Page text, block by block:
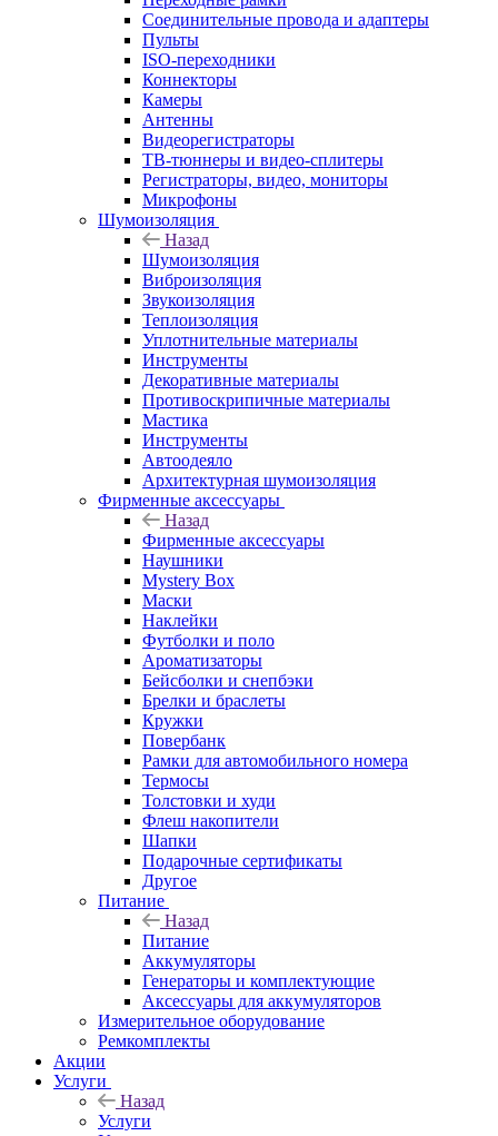
Соединительные провода и адаптеры
Пульты
ISO-переходники
Коннекторы
Камеры
Антенны
Видеорегистраторы
ТВ-тюннеры и видео-сплитеры
Регистраторы, видео, мониторы
Микрофоны
Шумоизоляция
Назад
Шумоизоляция
Виброизоляция
Звукоизоляция
Теплоизоляция
Уплотнительные материалы
Инструменты
Декоративные материалы
Противоскрипичные материалы
Мастика
Инструменты
Автоодеяло
Архитектурная шумоизоляция
Фирменные аксессуары
Назад
Фирменные аксессуары
Наушники
Mystery Box
Маски
Наклейки
Футболки и поло
Ароматизаторы
Бейсболки и снепбэки
Брелки и браслеты
Кружки
Повербанк
Рамки для автомобильного номера
Термосы
Толстовки и худи
Флеш накопители
Шапки
Подарочные сертификаты
Другое
Питание
Назад
Питание
Аккумуляторы
Генераторы и комплектующие
Аксессуары для аккумуляторов
Измерительное оборудование
Ремкомплекты
Акции
Услуги
Назад
Услуги